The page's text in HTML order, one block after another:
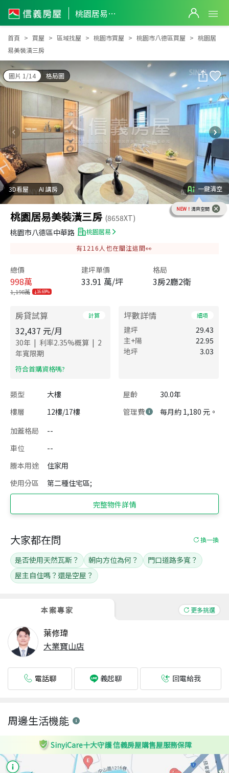
桃園居易美裝潢三房
桃園居易美裝潢三房
首頁 買屋 區域找屋 桃園市買屋 桃園市八德區買屋
桃園居
易美裝潢三房
圖片 1/14 格局圖
3D看屋 AI 講房 一鍵清空
NEW！ 清爽空間
桃園居易美裝潢三房 (8658XT)
桃園市八德區中華路
桃園居易
有1216 人也在關注這間👀
總價
998萬
1,198萬 16.69%
建坪單價
33.91 萬/坪
格局
3房2廳2衛
房貸試算 計算
32,437 元/月
30年 | 利率2.35%概算 | 2
年寬限期
​符合首購資格嗎?
坪數詳情 細項
建坪
29.43
主+陽
22.95
地坪
3.03
類型 大樓 屋齡
30.0年
樓層
12樓/17樓 管理費
每月約 1,180 元。
加蓋格局
--
車位
--
謄本用途
住家用
使用分區
第二種住宅區;
完整物件詳情
本案專家 更多挑選
葉修瑋
大業寶山店
電話聊 義起聊 回電給我
大家都在問 換一換
是否使用天然瓦斯？ 朝向方位為何？
門口道路多寬？
屋主自住嗎？還是空屋？
周邊生活機能
SinyiCare十大守護 信義房屋購售屋服務保障